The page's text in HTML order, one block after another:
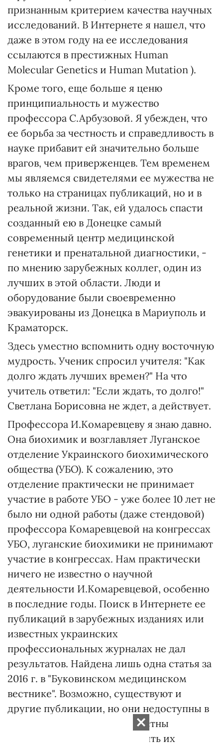
признанным критерием качества научных
исследований. В Интернете я нашел, что
даже в этом году на ее исследования
ссылаются в престижных Human
Molecular Genetics и Human Mutation ).
Кроме того, еще больше я ценю
принципиальность и мужество
профессора С.Арбузовой. Я убежден, что
ее борьба за честность и справедливость в
науке прибавит ей значительно больше
врагов, чем приверженцев. Тем временем
мы являемся свидетелями ее мужества не
только на страницах публикаций, но и в
реальной жизни. Так, ей удалось спасти
созданный ею в Донецке самый
современный центр медицинской
генетики и пренатальной диагностики, -
по мнению зарубежных коллег, один из
лучших в этой области. Люди и
оборудование были своевременно
эвакуированы из Донецка в Мариуполь и
Краматорск.
Здесь уместно вспомнить одну восточную
мудрость. Ученик спросил учителя: "Как
долго ждать лучших времен?" На что
учитель ответил: "Если ждать, то долго!"
Светлана Борисовна не ждет, а действует.
Профессора И.Комаревцеву я знаю давно.
Она биохимик и возглавляет Луганское
отделение Украинского биохимического
общества (УБО). К сожалению, это
отделение практически не принимает
участие в работе УБО - уже более 10 лет не
было ни одной работы (даже стендовой)
профессора Комаревцевой на конгрессах
УБО, луганские биохимики не принимают
участие в конгрессах. Нам практически
ничего не известно о научной
деятельности И.Комаревцевой, особенно
в последние годы. Поиск в Интернете ее
публикаций в зарубежных изданиях или
известных украинских
профессиональных журналах не дал
результатов. Найдена лишь одна статья за
2016 г. в "Буковинском медицинском
вестнике". Возможно, существуют и
другие публикации, но они недоступны в
Интернете и потому не известны
научному сообществу. Оценить их